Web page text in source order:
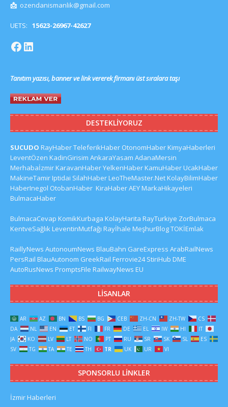
📩 ozendanismanlik@gmail.com
UETS: 15623-26967-42627
Tanıtım yazısı, banner ve link vererek firmanı üst sıralara taşı
DESTEKLIYORUZ
SUCUDO RayHaberTeleferikHaber OtonomHaberKimyaHaberleri
LeventÖzen KadinGirisim AnkaraYasam AdanaMersin
MerhabaİzmirKaravanHaberYelkenHaberKamuHaberUcakHaber
MakineTamirIptidai SilahHaberLeoTheMaster.NetKolayBilimHaber
HaberInegol OtobanHaber KiraHaberAEYMarkaHikayeleri
BulmacaHaber
BulmacaCevap KomikKurbaga KolayHarita RayTurkiye ZorBulmaca
KentveSağlık LeventinMutfağı Rayİhale MeşhurBlogTOKİEmlak
RaillyNews AutonoumNews BlauBahn GareExpress ArabRailNews
PersRail BlauAutonom GreekRail Ferrovie24 StiriHub DME
AutoRusNews PromptsFile RailwayNews EU
LISANLAR
AR AZ BN BS BG CEB ZH-CN ZH-TW
CS
DA
NL EN ET FI FR DE EL IW HI
IT
JA
KO LV LT NO PT RU SR SK SL
ES
SV
TG TA TE TH TR UK UR VI
SPONSORLU LINKLER
İzmir Haberleri